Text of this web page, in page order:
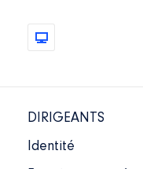
DIRIGEANTS
Identité